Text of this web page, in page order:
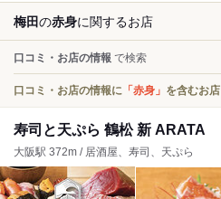
梅田の赤身に関するお店
口コミ・お店の情報 で検索
口コミ・お店の情報に 「赤身」 を含むお店
寿司と天ぷら 鶴松 新 ARATA
大阪駅 372m / 居酒屋、寿司、天ぷら